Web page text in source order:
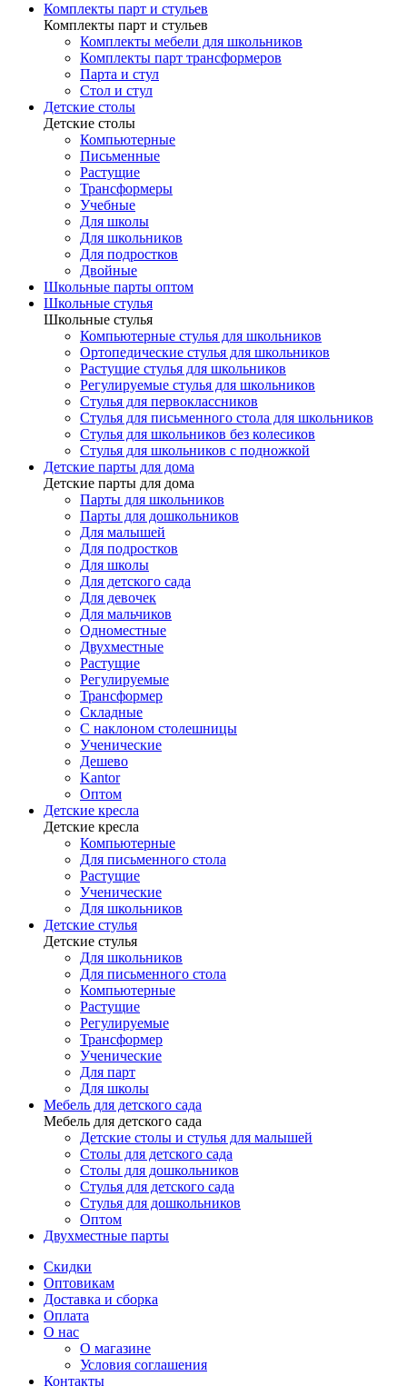
Комплекты парт и стульев
Комплекты парт и стульев
Комплекты мебели для школьников
Комплекты парт трансформеров
Парта и стул
Стол и стул
Детские столы
Детские столы
Компьютерные
Письменные
Растущие
Трансформеры
Учебные
Для школы
Для школьников
Для подростков
Двойные
Школьные парты оптом
Школьные стулья
Школьные стулья
Компьютерные стулья для школьников
Ортопедические стулья для школьников
Растущие стулья для школьников
Регулируемые стулья для школьников
Стулья для первоклассников
Стулья для письменного стола для школьников
Стулья для школьников без колесиков
Стулья для школьников с подножкой
Детские парты для дома
Детские парты для дома
Парты для школьников
Парты для дошкольников
Для малышей
Для подростков
Для школы
Для детского сада
Для девочек
Для мальчиков
Одноместные
Двухместные
Растущие
Регулируемые
Трансформер
Складные
С наклоном столешницы
Ученические
Дешево
Kantor
Оптом
Детские кресла
Детские кресла
Компьютерные
Для письменного стола
Растущие
Ученические
Для школьников
Детские стулья
Детские стулья
Для школьников
Для письменного стола
Компьютерные
Растущие
Регулируемые
Трансформер
Ученические
Для парт
Для школы
Мебель для детского сада
Мебель для детского сада
Детские столы и стулья для малышей
Столы для детского сада
Столы для дошкольников
Стулья для детского сада
Стулья для дошкольников
Оптом
Двухместные парты
Скидки
Оптовикам
Доставка и сборка
Оплата
О нас
О магазине
Условия соглашения
Контакты